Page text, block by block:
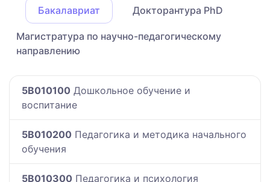
Бакалавриат Докторантура PhD
Магистратура по научно-педагогическому
направлению
5B010100 Дошкольное обучение и
воспитание
5B010200 Педагогика и методика начального
обучения
5B010300 Педагогика и психология